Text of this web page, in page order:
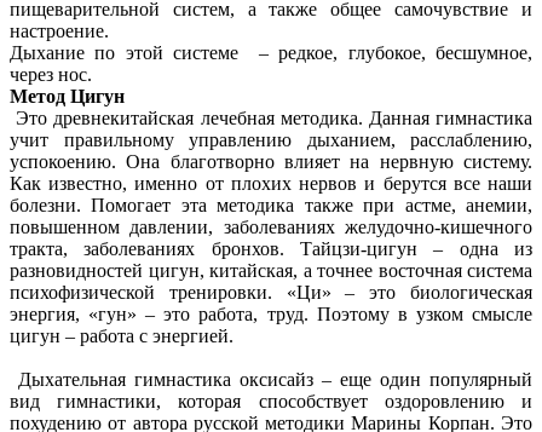
пищеварительной систем, а также общее самочувствие и
настроение.
Дыхание по этой системе – редкое, глубокое, бесшумное,
через нос.
Метод Цигун
Это древнекитайская лечебная методика. Данная гимнастика
учит правильному управлению дыханием, расслаблению,
успокоению. Она благотворно влияет на нервную систему.
Как известно, именно от плохих нервов и берутся все наши
болезни. Помогает эта методика также при астме, анемии,
повышенном давлении, заболеваниях желудочно-кишечного
тракта, заболеваниях бронхов. Тайцзи-цигун – одна из
разновидностей цигун, китайская, а точнее восточная система
психофизической тренировки. «Ци» – это биологическая
энергия, «гун» – это работа, труд. Поэтому в узком смысле
цигун – работа с энергией.
Дыхательная гимнастика оксисайз – еще один популярный
вид гимнастики, которая способствует оздоровлению и
похудению от автора русской методики Марины Корпан. Это